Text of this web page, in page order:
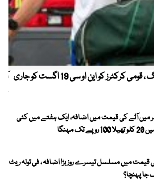
کیریبین پریمیئر لیگ ، قومی کرکٹرز کو این او سی 19 اگست کو جاری
میں آٹے کی قیمت میں اضافہ، ایک ہفتے میں کئی
تک مہنگا
قیمت میں مسلسل تیسرے روز بڑا اضافہ ، فی تولہ ریٹ
جا پہنچا؟